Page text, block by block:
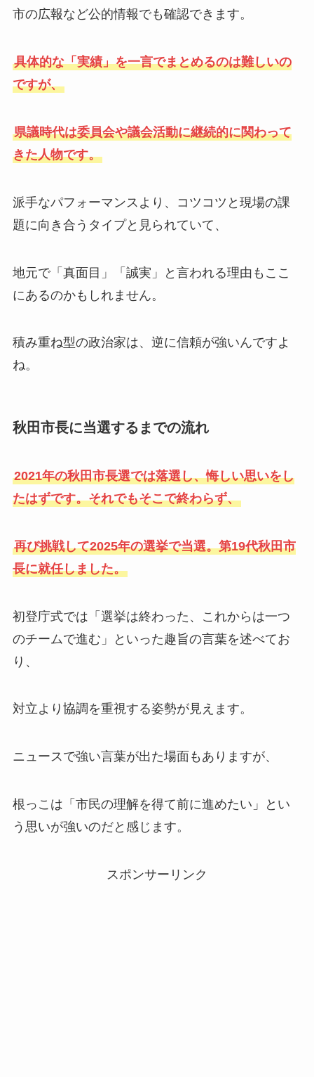
市の広報など公的情報でも確認できます。
具体的な「実績」を一言でまとめるのは難しいの
ですが、
県議時代は委員会や議会活動に継続的に関わって
きた人物です。
派手なパフォーマンスより、コツコツと現場の課
題に向き合うタイプと見られていて、
地元で「真面目」「誠実」と言われる理由もここ
にあるのかもしれません。
積み重ね型の政治家は、逆に信頼が強いんですよ
ね。
秋田市長に当選するまでの流れ
2021年の秋田市長選では落選し、悔しい思いをし
たはずです。それでもそこで終わらず、
再び挑戦して2025年の選挙で当選。第19代秋田市
長に就任しました。
初登庁式では「選挙は終わった、これからは一つ
のチームで進む」といった趣旨の言葉を述べてお
り、
対立より協調を重視する姿勢が見えます。
ニュースで強い言葉が出た場面もありますが、
根っこは「市民の理解を得て前に進めたい」とい
う思いが強いのだと感じます。
スポンサーリンク